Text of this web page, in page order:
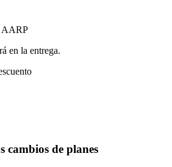
AARP
en la entrega.
cambios de planes